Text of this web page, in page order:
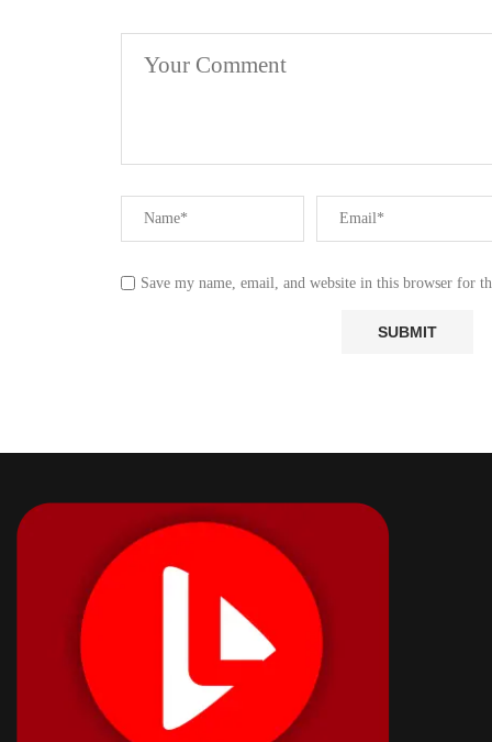
Save my name, email, and website in this browser for